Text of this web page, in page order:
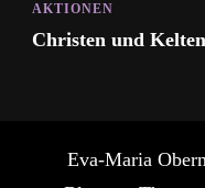
AKTIONEN
Christen und
Eva-Maria